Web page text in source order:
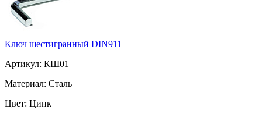
Ключ шестигранный DIN911
Артикул: КШ01
Материал: Сталь
Цвет: Цинк